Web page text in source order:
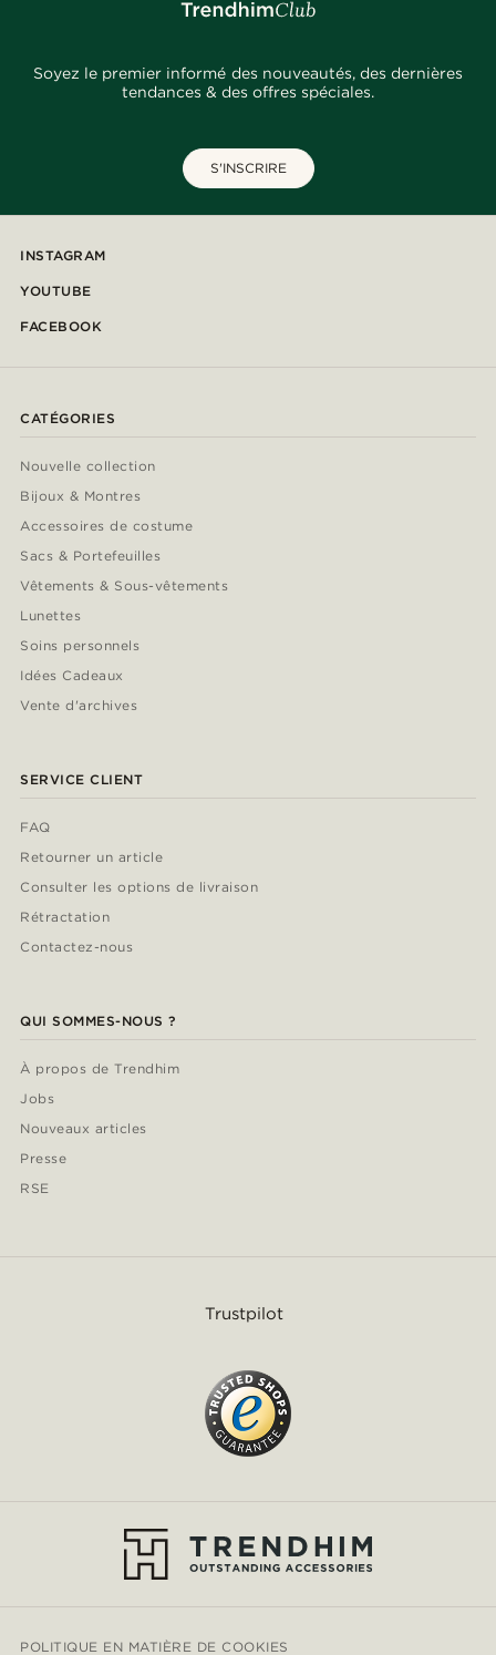
Soyez le premier informé des nouveautés, des dernières
tendances & des offres spéciales.
S'INSCRIRE
INSTAGRAM
YOUTUBE
FACEBOOK
CATÉGORIES
Nouvelle collection
Bijoux & Montres
Accessoires de costume
Sacs & Portefeuilles
Vêtements & Sous-vêtements
Lunettes
Soins personnels
Idées Cadeaux
Vente d'archives
SERVICE CLIENT
FAQ
Retourner un article
Consulter les options de livraison
Rétractation
Contactez-nous
QUI SOMMES-NOUS ?
À propos de Trendhim
Jobs
Nouveaux articles
Presse
RSE
Trustpilot
POLITIQUE EN MATIÈRE DE COOKIES